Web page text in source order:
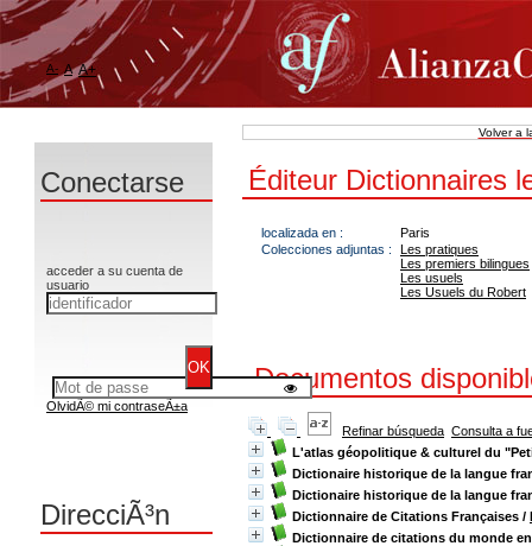
Volver a
Éditeur Dictionnaires
localizada en :
Paris
Colecciones adjuntas :
Les pratiques
Les premiers bilingues
Les usuels
Les Usuels du Robert
Documentos
Refinar búsqueda Consulta a
L'atlas géopolitique & culturel du
Dictionaire historique de la langue
Dictionaire historique de la langue
Dictionnaire de Citations Françaises /
Dictionnaire de citations du monde
A- A A+
Conectarse
acceder a su cuenta de
usuario
OlvidÃ© mi contraseÃ±a
DirecciÃ³n